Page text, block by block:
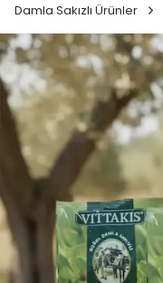
Damla Sakızlı Ürünler